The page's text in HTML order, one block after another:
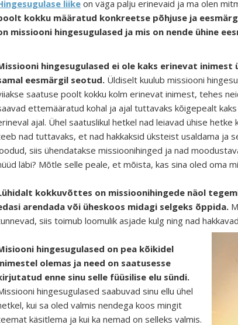
liike on väga palju erinevaid ja ma olen
kokku määratud konkreetse põhjuse ja
missiooni hingesugulased ja mis on nende ühine
hingesugulased ei ole kaks erinevat
eesmärgil seotud. Üldiselt kuulub missiooni
saatuse poolt kokku kolm erinevat inimest, tehes
ettemääratud kohal ja ajal tuttavaks kõigepealt
ajal. Ühel saatuslikul hetkel nad leiavad ühise
nad tuttavaks, et nad hakkaksid üksteist usaldama ja
siis ühendatakse missioonihinged ja nad
läbi? Mõtle selle peale, et mõista, kas sina oled oma
kokkuvõttes on missioonihingede näol
arendada või üheskoos midagi selgeks õppida.
siis toimub loomulik asjade kulg ning nad
hingesugulased on pea kõikidel
olemas ja need on saatusesse
enne sinu selle füüsilise elu sündi.
hingesugulased saabuvad sinu ellu ühel
kui sa oled valmis nendega koos mingit
käsitlema ja kui ka nemad on selleks valmis.